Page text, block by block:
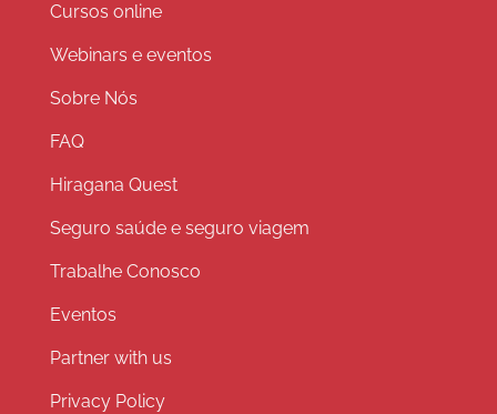
Cursos online
Webinars e eventos
Sobre Nós
FAQ
Hiragana Quest
Seguro saúde e seguro viagem
Trabalhe Conosco
Eventos
Partner with us
Privacy Policy